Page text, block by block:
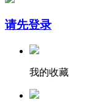
请先登录
我的收藏